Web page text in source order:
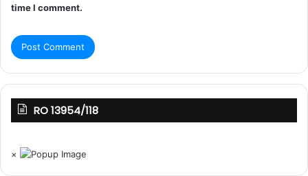
time I comment.
RO 13954/118
×